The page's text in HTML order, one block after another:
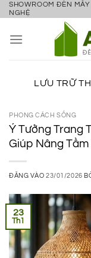
Bỏ
nội
SHOWROOM ĐÈN
NGHỆ
LƯU TRỮ
PHONG CÁCH SỐNG
Ý Tưởng Trang
Giúp Nâng
ĐĂNG VÀO23/01/2026
23
Th1